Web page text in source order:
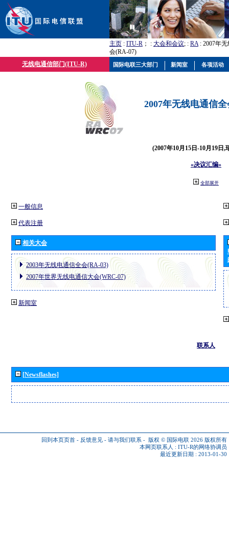
主页 : ITU-R ； : 大会和会议; : RA: 2007年
会(RA-07)
无线电通信部门(ITU-R)
2007年无线电通信
(2007年10月15日-10月19日,
«决议汇编»
全部展开
一般信息
代表注册
相关大会
2003年无线电通信全会(RA-03)
2007年世界无线电通信大会(WRC-07)
新闻室
联系人
[Newsflashes]
回到本页页首 - 反馈意见 - 请与我们联系 - 版权 © 国际电联 2026 版权所有
本网页联系人 : ITU-R的网络协调员
最近更新日期 : 2013-01-30
国际电联三大部门 新闻室 各项活动